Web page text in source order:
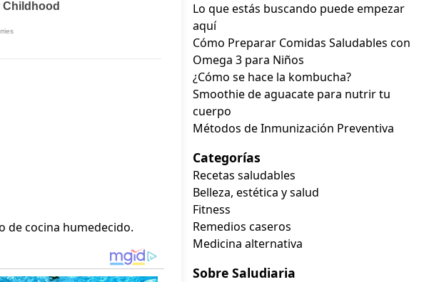
de cocina humedecido.
Lo que estás buscando puede empezar
aquí
Cómo Preparar Comidas Saludables con
Omega 3 para Niños
¿Cómo se hace la kombucha?
Smoothie de aguacate para nutrir tu
cuerpo
Métodos de Inmunización Preventiva
Categorías
Recetas saludables
Belleza, estética y salud
Fitness
Remedios caseros
Medicina alternativa
Sobre Saludiaria